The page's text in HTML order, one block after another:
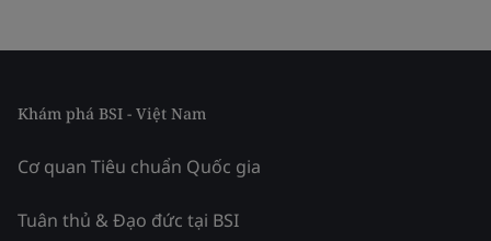
Khám phá BSI - Việt Nam
Cơ quan Tiêu chuẩn Quốc gia
Tuân thủ & Đạo đức tại BSI